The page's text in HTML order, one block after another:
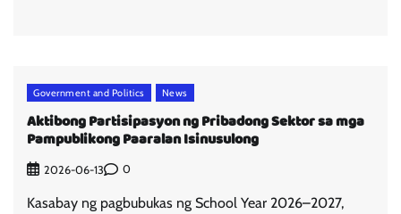
Government and Politics News
Aktibong Partisipasyon ng Pribadong Sektor sa mga
Pampublikong Paaralan Isinusulong
2026-06-13 0
Kasabay ng pagbubukas ng School Year 2026–2027,